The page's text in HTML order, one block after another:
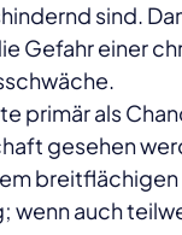
sind.
Gefahr einer
primär als
gesehen
breitflächigen
wenn auch